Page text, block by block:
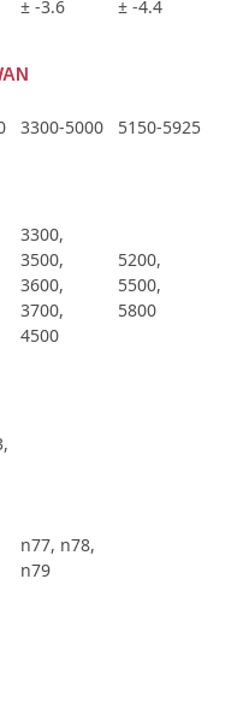
± -3.6 ± -4.4
3300-5000 5150-5925
3300,
3500,
3600,
3700,
4500
5200,
5500,
5800
n77, n78,
n79